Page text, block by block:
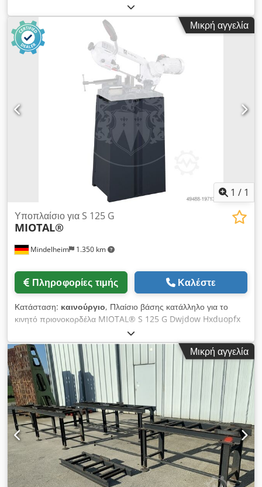
κυλίνδρου: 350 mm Ρυθμιζόμενο ύψος από 650 mm έως 950
mm Dwedpfezra Rdex Anlsa Τιμή για 3 τεμάχια: 375,--
καθαρά
Μικρή αγγελία
1 / 1
Mindelheim 1.350 km
Υποπλαίσιο για S 125 G
MIOTAL®
Πληροφορίες τιμής Καλέστε
Κατάσταση: καινούργιο, Πλαίσιο βάσης κατάλληλο για το
κινητό πριονοκορδέλα MIOTAL® S 125 G Dwjdow Hxduopfx
Μικρή αγγελία